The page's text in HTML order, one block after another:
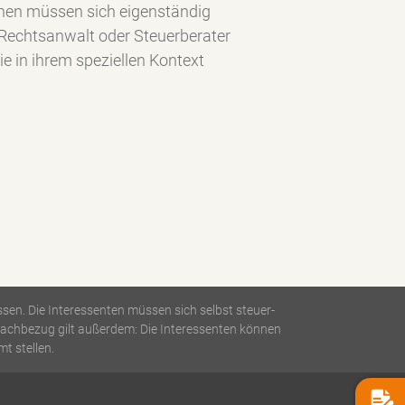
müssen sich eigenständig
oder Steuerberater
in ihrem speziellen Kontext
Die Interessenten müssen sich selbst steuer-
gilt außerdem: Die Interessenten können
stellen.